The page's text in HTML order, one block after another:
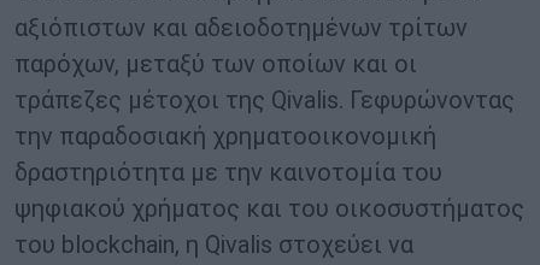
αξιόπιστων και αδειοδοτημένων τρίτων
παρόχων, μεταξύ των οποίων και οι
τράπεζες μέτοχοι της Qivalis. Γεφυρώνοντας
την παραδοσιακή χρηματοοικονομική
δραστηριότητα με την καινοτομία του
ψηφιακού χρήματος και του οικοσυστήματος
του blockchain, η Qivalis στοχεύει να